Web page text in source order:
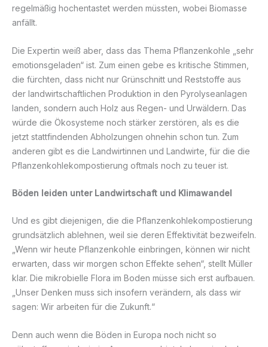
regelmäßig hochentastet werden müssten, wobei Biomasse
anfällt.
Die Expertin weiß aber, dass das Thema Pflanzenkohle „sehr
emotionsgeladen“ ist. Zum einen gebe es kritische Stimmen,
die fürchten, dass nicht nur Grünschnitt und Reststoffe aus
der landwirtschaftlichen Produktion in den Pyrolyseanlagen
landen, sondern auch Holz aus Regen- und Urwäldern. Das
würde die Ökosysteme noch stärker zerstören, als es die
jetzt stattfindenden Abholzungen ohnehin schon tun. Zum
anderen gibt es die Landwirtinnen und Landwirte, für die die
Pflanzenkohlekompostierung oftmals noch zu teuer ist.
Böden leiden unter Landwirtschaft und Klimawandel
Und es gibt diejenigen, die die Pflanzenkohlekompostierung
grundsätzlich ablehnen, weil sie deren Effektivität bezweifeln.
„Wenn wir heute Pflanzenkohle einbringen, können wir nicht
erwarten, dass wir morgen schon Effekte sehen“, stellt Müller
klar. Die mikrobielle Flora im Boden müsse sich erst aufbauen.
„Unser Denken muss sich insofern verändern, als dass wir
sagen: Wir arbeiten für die Zukunft.“
Denn auch wenn die Böden in Europa noch nicht so